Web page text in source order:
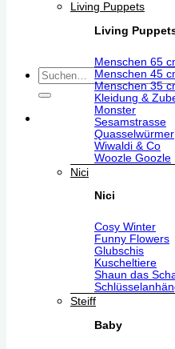
Suchen
nach:
Living Puppets
Living
Menschen 65
Menschen 45
Menschen 35
Kleidung &
Monster
Sesamstrasse
Quasselwürmer
Wiwaldi & Co
Woozle Goozle
Nici
Nici
Cosy Winter
Funny Flowers
Glubschis
Kuscheltiere
Shaun das
Steiff
Baby